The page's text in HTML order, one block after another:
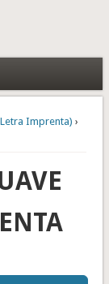
Imprenta) ›